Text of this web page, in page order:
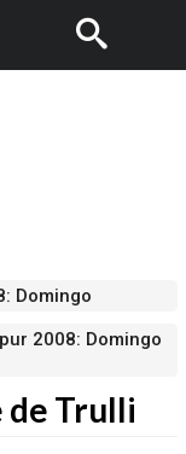
Domingo
2008: Domingo
de Trulli